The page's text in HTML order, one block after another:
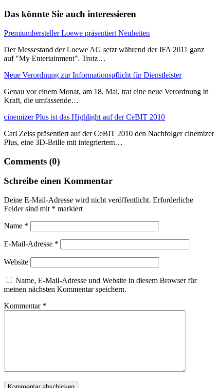
Das könnte Sie auch interessieren
Premiumhersteller Loewe präsentiert Neuheiten
Der Messestand der Loewe AG setzt während der IFA 2011 ganz
auf "My Entertainment". Trotz…
Neue Verordnung zur Informationspflicht für Dienstleister
Genau vor einem Monat, am 18. Mai, trat eine neue Verordnung in
Kraft, die umfassende…
cinemizer Plus ist das Highlight auf der CeBIT 2010
Carl Zeiss präsentiert auf der CeBIT 2010 den Nachfolger cinemizer
Plus, eine 3D-Brille mit integriertem…
Comments (0)
Schreibe einen Kommentar
Deine E-Mail-Adresse wird nicht veröffentlicht. Erforderliche
Felder sind mit * markiert
Name *
E-Mail-Adresse *
Website
Name, E-Mail-Adresse und Website in diesem Browser für
meinen nächsten Kommentar speichern.
Kommentar *